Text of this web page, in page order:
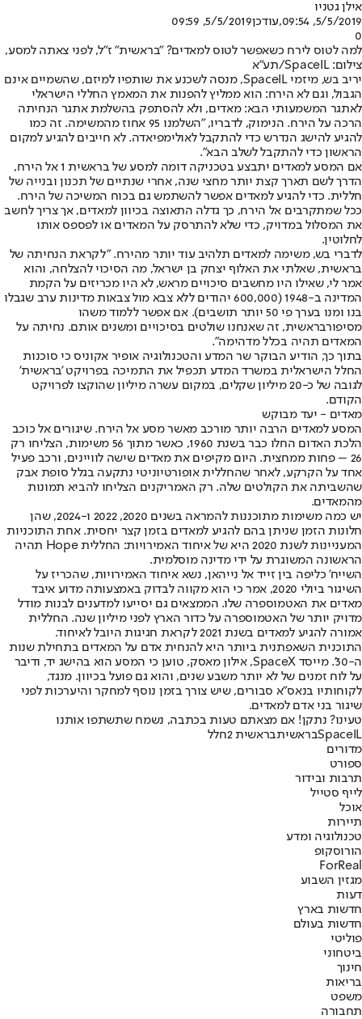
אילן גטניו
5/5/2019, 09:54
,עודכן5/5/2019, 09:59
0
למה לטוס לירח כשאפשר לטוס למאדים? "בראשית" ז"ל, לפני צאתה למסע,
צילום: SpaceIL/תע"א
יריב בש, מיזמי SpaceIL, מנסה לשכנע את שותפיו למיזם, שהשמיים אינם
הגבול, וגם לא הירח: הוא ממליץ להפנות את המאמץ החללי הישראלי
לאתגר המשמעותי הבא: מאדים, ולא להסתפק בהשלמת אתגר הנחיתה
הרכה על הירח. הנימוק, לדבריו, "השלמנו 95 אחוז מהמשימה. זה כמו
להגיע להישג הנדרש כדי להתקבל לאולימפיאדה. לא חייבים להגיע למקום
הראשון כדי להתקבל לשלב הבא".
אם המסע למאדים יתבצע בטכניקה דומה למסע של בראשית 1 אל הירח,
הדרך לשם תארך קצת יותר מחצי שנה, אחרי שנתיים של תכנון ובנייה של
חללית. כדי להגיע למאדים אפשר להשתמש גם בכוח המשיכה של הירח.
ככל שמתקרבים אל הירח, כך גדלה התאוצה בכיוון למאדים, אך צריך לחשב
את המסלול במדויק, כדי שלא להתרסק על המאדים או לפספס אותו
לחלוטין.
לדברי בש, משימה למאדים תלהיב עוד יותר מהירח. "לקראת הנחיתה של
בראשית, שאלתי את האלוף יצחק בן ישראל, מה הסיכוי להצלחה, והוא
אמר לי, שאילו היו מחשבים סיכויים מראש, לא היו מכריזים על הקמת
המדינה ב-1948 (600,000 יהודים ללא צבא מול צבאות מדינות ערב שגבלו
בנו ומנו בערך פי 50 יותר תושבים). אם אפשר ללמוד משהו
מסיפורבראשית, זה שאנחנו שולטים בסיכויים ומשנים אותם. נחיתה על
המאדים תהיה בכלל מדהימה".
בתוך כך, הודיע הבוקר שר המדע והטכנולוגיה אופיר אקוניס כי סוכנות
החלל הישראלית במשרד המדע תכפיל את התמיכה בפרויקט 'בראשית'
לגובה של כ-20 מיליון שקלים, במקום עשרה מיליון שהוקצו לפרויקט
הקודם.
מאדים - יעד מבוקש
המסע למאדים הרבה יותר מורכב מאשר מסע אל הירח. שיגורים אל כוכב
הלכת האדום החלו כבר בשנת 1960, כאשר מתוך 56 משימות, הצליחו רק
26 – פחות ממחצית. היום מקיפים את מאדים שישה לוויינים, ורכב פעיל
אחד על הקרקע, לאחר שהחללית אופורטיוניטי נתקעה בגלל סופת אבק
שהשביתה את הקולטים שלה. רק האמריקנים הצליחו להביא תמונות
מהמאדים.
יש כמה משימות מתוכננות להמראה בשנים 2020, 2022 ו-2024, שהן
חלונות הזמן שניתן בהם להגיע למאדים בזמן קצר יחסית. אחת התוכניות
המעניינות לשנת 2020 היא של איחוד האמירויות: החללית Hope תהיה
הראשונה המשוגרת על ידי מדינה מוסלמית.
השייח' כליפה בין זייד אל נייהאן, נשא איחוד האמירויות, שהכריז על
השיגור ביולי 2020, אמר כי הוא מקווה לבדוק באמצעותה מדוע איבד
מאדים את האטמוספרה שלו. הממצאים גם יסייעו למדענים לבנות מודל
מדויק יותר של האטמוספרה על כדור הארץ לפני מיליון שנה. החללית
אמורה להגיע למאדים בשנת 2021 לקראת חגיגות היובל לאיחוד.
התוכנית השאפתנית ביותר היא להנחית אדם על המאדים בתחילת שנות
ה-30'. מייסד SpaceX, אילון מאסק, טוען כי המסע הוא בהישג יד, ודיבר
על לוח זמנים של לא יותר משבע שנים, והוא גם פועל בכיוון. מנגד,
לקוחותיו בנאס"א סבורים, שיש צורך בזמן נוסף למחקר והיערכות לפני
שיגור בני אדם למאדים.
טעינו? נתקן! אם מצאתם טעות בכתבה, נשמח שתשתפו אותנו
SpaceILבראשיתבראשית 2 חלל
מדורים
ספורט
תרבות ובידור
לייף סטייל
אוכל
תיירות
טכנולוגיה ומדע
הורוסקופ
ForReal
מגזין השבוע
דעות
חדשות בארץ
חדשות בעולם
פוליטי
ביטחוני
חינוך
בריאות
משפט
תחבורה